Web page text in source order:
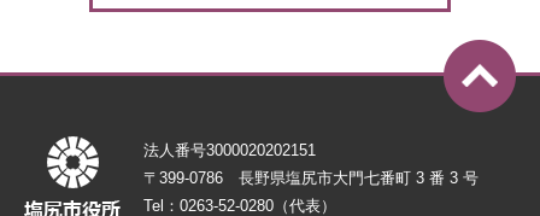
法人番号3000020202151
〒399-0786 長野県塩尻市大門七番町 3 番 3 号
Tel：0263-52-0280（代表）